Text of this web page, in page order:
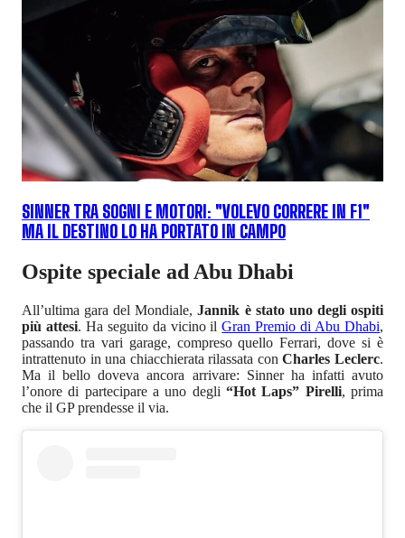
SINNER TRA SOGNI E MOTORI: "VOLEVO CORRERE IN F1"
MA IL DESTINO LO HA PORTATO IN CAMPO
Ospite speciale ad Abu Dhabi
All’ultima gara del Mondiale, Jannik è stato uno degli ospiti
più attesi. Ha seguito da vicino ilGran Premio di Abu Dhabi,
passando tra vari garage, compreso quello Ferrari, dove si è
intrattenuto in una chiacchierata rilassata conCharles Leclerc.
Ma il bello doveva ancora arrivare: Sinner ha infatti avuto
l’onore di partecipare a uno degli “Hot Laps” Pirelli, prima
che il GP prendesse il via.